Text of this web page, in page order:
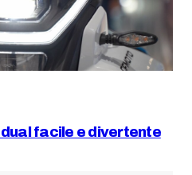
facile e divertente